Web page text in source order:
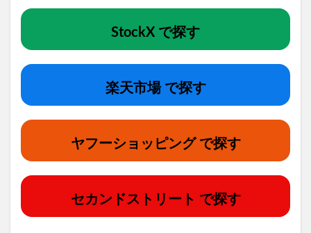
StockX で探す
楽天市場 で探す
ヤフーショッピング で探す
セカンドストリート で探す